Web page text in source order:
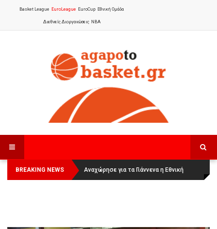
Basket League EuroLeague EuroCup Εθνική Ομάδα
Διεθνείς Διοργανώσεις NBA
BREAKING NEWS
Οι Πάνθηρες Καβάλας στην Women
Basketball League 1
Αναχώρησε για τα Γιάννενα η Εθνική
Γυναικών: